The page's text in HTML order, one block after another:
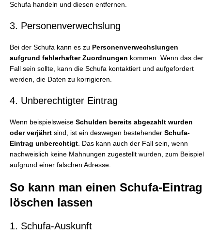
Schufa handeln und diesen entfernen.
3. Personenverwechslung
Bei der Schufa kann es zu Personenverwechslungen
aufgrund fehlerhafter Zuordnungen kommen. Wenn das der
Fall sein sollte, kann die Schufa kontaktiert und aufgefordert
werden, die Daten zu korrigieren.
4. Unberechtigter Eintrag
Wenn beispielsweise Schulden bereits abgezahlt wurden
oder verjährt sind, ist ein deswegen bestehender Schufa-
Eintrag unberechtigt . Das kann auch der Fall sein, wenn
nachweislich keine Mahnungen zugestellt wurden, zum Beispiel
aufgrund einer falschen Adresse.
So kann man einen Schufa-Eintrag
löschen lassen
1. Schufa-Auskunft